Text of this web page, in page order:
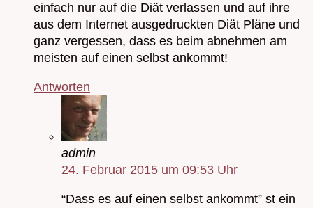
einfach nur auf die Diät verlassen und auf ihre
aus dem Internet ausgedruckten Diät Pläne und
ganz vergessen, dass es beim abnehmen am
meisten auf einen selbst ankommt!
Antworten
admin
24. Februar 2015 um 09:53 Uhr
“Dass es auf einen selbst ankommt” st ein